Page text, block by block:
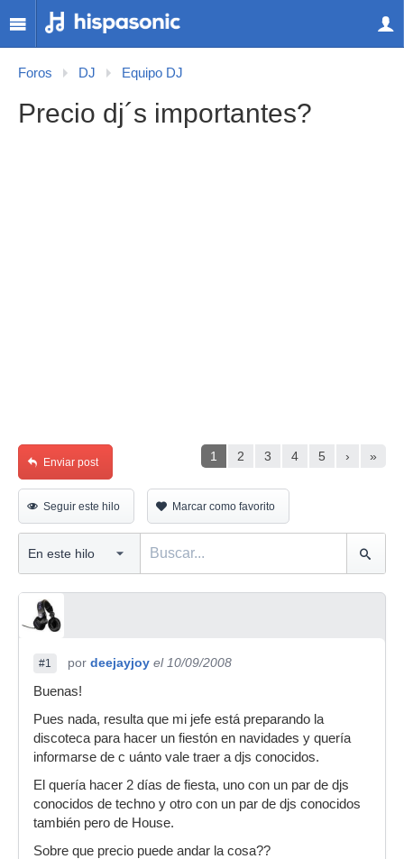
Foros DJ Equipo DJ
Precio dj´s importantes?
1 2 3 4 5 › »
Enviar post
Seguir este hilo Marcar como favorito
#1 por deejayjoy el 10/09/2008
Buenas!
Pues nada, resulta que mi jefe está preparando la
discoteca para hacer un fiestón en navidades y quería
informarse de c uánto vale traer a djs conocidos.
El quería hacer 2 días de fiesta, uno con un par de djs
conocidos de techno y otro con un par de djs conocidos
también pero de House.
Sobre que precio puede andar la cosa??